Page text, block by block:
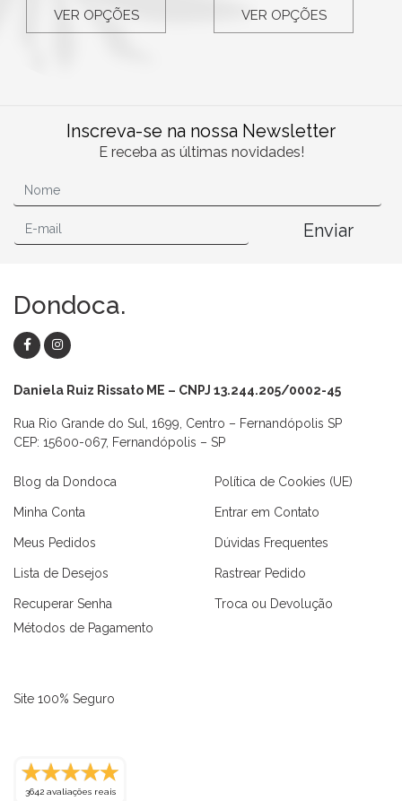
Macaquinhos
VER OPÇÕES VER OPÇÕES
Inscreva-se na nossa Newsletter
E receba as últimas novidades!
Enviar
Dondoca.
Daniela Ruiz Rissato ME – CNPJ 13.244.205/0002-45
Rua Rio Grande do Sul, 1699, Centro – Fernandópolis SP
CEP: 15600-067, Fernandópolis – SP
Blog da Dondoca
Minha Conta
Meus Pedidos
Lista de Desejos
Recuperar Senha
Política de Cookies (UE)
Entrar em Contato
Dúvidas Frequentes
Rastrear Pedido
Troca ou Devolução
Métodos de Pagamento
Site 100% Seguro
3642 avaliações reais